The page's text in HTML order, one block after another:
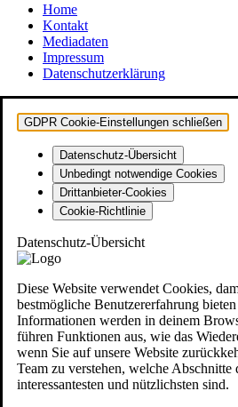
Home
Kontakt
Mediadaten
Impressum
Datenschutzerklärung
GDPR Cookie-Einstellungen schließen
Datenschutz-Übersicht
Unbedingt notwendige Cookies
Drittanbieter-Cookies
Cookie-Richtlinie
Datenschutz-Übersicht
Diese Website verwendet Cookies,
bestmögliche Benutzererfahrung
Informationen werden in deinem
führen Funktionen aus, wie das
wenn Sie auf unsere Website
Team zu verstehen, welche Abschnitte
interessantesten und nützlichsten sind.